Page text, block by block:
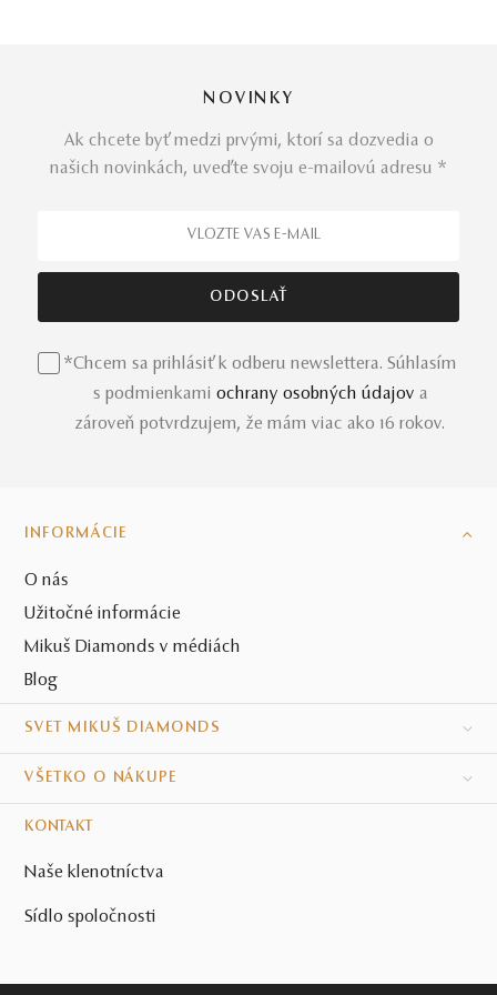
NOVINKY
Ak chcete byť medzi prvými, ktorí sa dozvedia o
našich novinkách, uveďte svoju e-mailovú adresu *
*Chcem sa prihlásiť k odberu newslettera. Súhlasím
s podmienkami ochrany osobných údajov a
zároveň potvrdzujem, že mám viac ako 16 rokov.
INFORMÁCIE
O nás
Užitočné informácie
Mikuš Diamonds v médiách
Blog
SVET MIKUŠ DIAMONDS
VŠETKO O NÁKUPE
KONTAKT
Naše klenotníctva
Sídlo spoločnosti